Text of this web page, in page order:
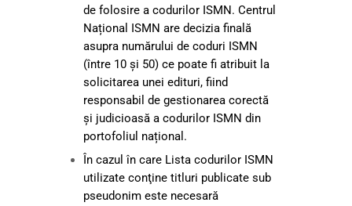
de folosire a codurilor ISMN. Centrul
Național ISMN are decizia finală
asupra numărului de coduri ISMN
(între 10 și 50) ce poate fi atribuit la
solicitarea unei edituri, fiind
responsabil de gestionarea corectă
și judicioasă a codurilor ISMN din
portofoliul național.
În cazul în care Lista codurilor ISMN
utilizate conţine titluri publicate sub
pseudonim este necesară